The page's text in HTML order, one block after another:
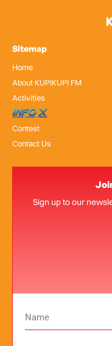
Sitemap
Home
About KUPIKUPI FM
Activities
InfoX
Contest
Contact Us
Sign up to our